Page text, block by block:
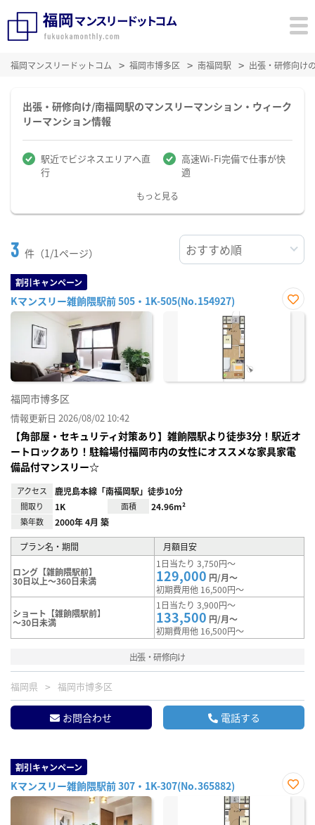
福岡マンスリードットコム 福岡市博多区 南福岡駅 出張・研修向け
出張・研修向け/南福岡駅のマンスリーマンション・ウィーク
リーマンション情報
駅近でビジネスエリアへ直
行
高速Wi-Fi完備で仕事が快
適
もっと見る
3 件（1/1ページ）
割引キャンペーン
Kマンスリー雑餉隈駅前 505・1K-505(No.154927)
お気
福岡市博多区
情報更新日 2026/08/02 10:42
【角部屋・セキュリティ対策あり】雑餉隈駅より徒歩3分！駅近オ
ートロックあり！駐輪場付福岡市内の女性にオススメな家具家電
備品付マンスリー☆
アクセス 鹿児島本線「南福岡駅」徒歩10分
間取り 1K 面積 24.96m²
築年数 2000年 4月 築
プラン名・期間 月額目安
ロング【雑餉隈駅前】
30日以上～360日未満
1日当たり 3,750円～
129,000 円/月～
初期費用他 16,500円～
ショート【雑餉隈駅前】
～30日未満
1日当たり 3,900円～
133,500 円/月～
初期費用他 16,500円～
出張・研修向け
福岡県 福岡市博多区
お問合わせ 電話する
割引キャンペーン
Kマンスリー雑餉隈駅前 307・1K-307(No.365882)
お気